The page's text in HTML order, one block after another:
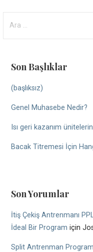
Son Başlıklar
(başlıksız)
Genel Muhasebe Nedir?
Isı geri kazanım
Bacak Titremesi İçin
Son Yorumlar
İtiş Çekiş Antrenmanı
İdeal Bir Program için
Split Antrenman